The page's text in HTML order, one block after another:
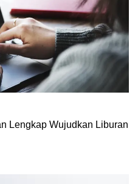
Lengkap Wujudkan Liburan